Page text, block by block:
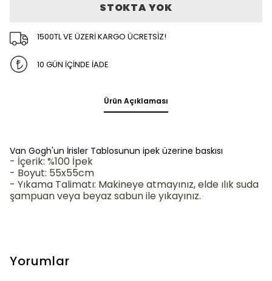
STOKTA YOK
1500TL VE ÜZERİ KARGO ÜCRETSİZ!
10 GÜN İÇİNDE İADE
Ürün Açıklaması
Van Gogh'un İrisler Tablosunun ipek üzerine baskısı
- İçerik: %100 İpek
- Boyut: 55x55cm
- Yıkama Talimatı: Makineye atmayınız, elde ılık suda
şampuan veya beyaz sabun ile yıkayınız.
Yorumlar